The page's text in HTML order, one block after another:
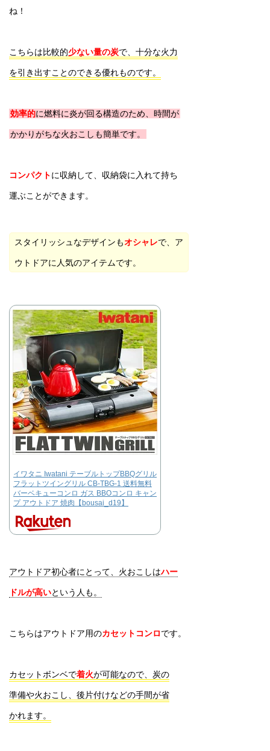
ね！
こちらは比較的少ない量の炭で、十分な火力
を引き出すことのできる優れものです。
効率的に燃料に炎が回る構造のため、時間が
かかりがちな火おこしも簡単です。
コンパクトに収納して、収納袋に入れて持ち
運ぶことができます。
スタイリッシュなデザインもオシャレで、ア
ウトドアに人気のアイテムです。
イワタニ Iwatani テーブルトップBBQグリル
フラットツイングリル CB-TBG-1 送料無料
バーベキューコンロ ガス BBOコンロ キャン
プ アウトドア 焼肉【bousai_d19】
アウトドア初心者にとって、火おこしはハー
ドルが高いという人も。
こちらはアウトドア用のカセットコンロです。
カセットボンベで着火が可能なので、炭の
準備や火おこし、後片付けなどの手間が省
かれます。